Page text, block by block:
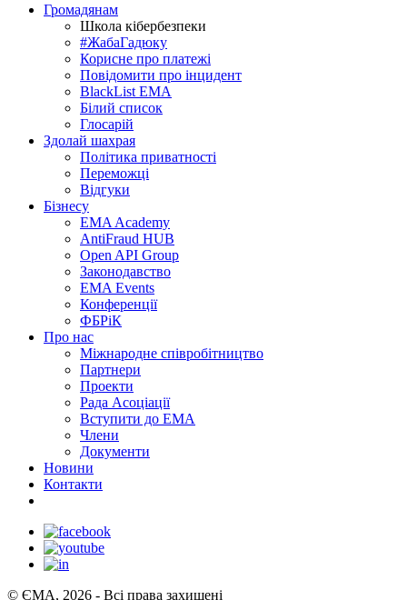
Громадянам
Школа кібербезпеки
#ЖабаГадюку
Корисне про платежі
Повідомити про інцидент
BlackList EMA
Білий список
Глосарій
Здолай шахрая
Політика приватності
Переможцi
Відгуки
Бізнесу
EMA Academy
AntiFraud HUB
Open API Group
Законодавство
EMA Events
Конференції
ФБРіК
Про нас
Міжнародне співробітництво
Партнери
Проекти
Рада Асоціації
Вступити до ЕМА
Члени
Документи
Новини
Контакти
© ЄМА, 2026 - Всі права захищені